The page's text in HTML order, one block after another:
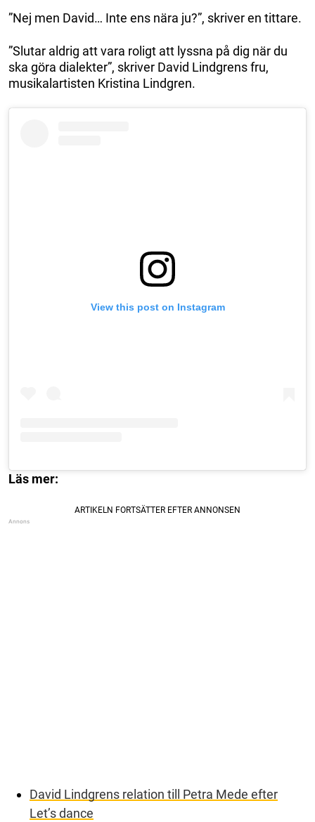
”Nej men David… Inte ens nära ju?”, skriver en tittare.
”Slutar aldrig att vara roligt att lyssna på dig när du
ska göra dialekter”, skriver David Lindgrens fru,
musikalartisten Kristina Lindgren.
View this post on Instagram
Läs mer:
David Lindgrens relation till Petra Mede efter
Let’s dance